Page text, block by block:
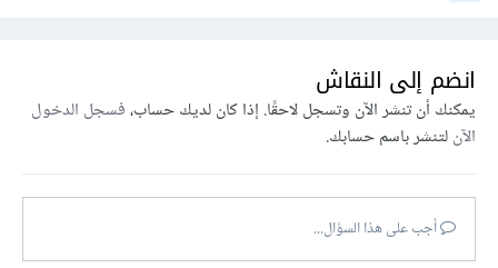
انضم إلى النقاش
يمكنك أن تنشر الآن وتسجل لاحقًا. إذا كان لديك حساب،فسجل الدخول
الآنلتنشر باسم حسابك.
أجب على هذا السؤال...